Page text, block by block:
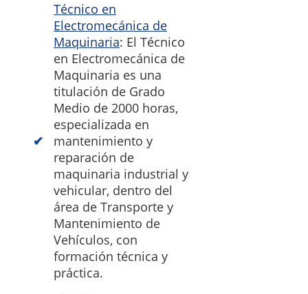
Técnico en
Electromecánica de
Maquinaria: El Técnico
en Electromecánica de
Maquinaria es una
titulación de Grado
Medio de 2000 horas,
especializada en
mantenimiento y
reparación de
maquinaria industrial y
vehicular, dentro del
área de Transporte y
Mantenimiento de
Vehículos, con
formación técnica y
práctica.